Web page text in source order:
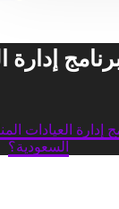
إدارة
إدارة العيادات
السعودية؟